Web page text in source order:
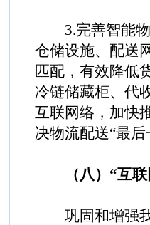
3.完善智能物
仓储设施、配送
匹配，有效降低
冷链储藏柜、代
互联网络，加快
决物流配送“最
（八）“互联
巩固和增强我